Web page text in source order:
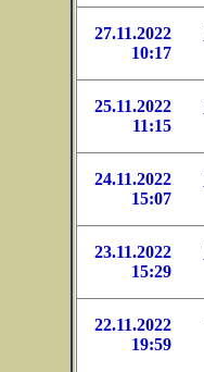
27.11.2022
10:17
25.11.2022
11:15
24.11.2022
15:07
23.11.2022
15:29
22.11.2022
19:59